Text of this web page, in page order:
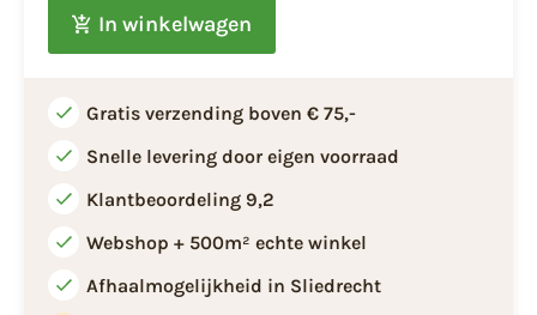
In winkelwagen
Gratis verzending boven € 75,-
Snelle levering door eigen voorraad
Klantbeoordeling 9,2
Webshop + 500m² echte winkel
Afhaalmogelijkheid in Sliedrecht